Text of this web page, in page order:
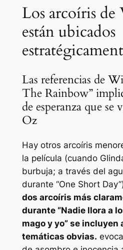
Los arcoíris
están ubicados
Las referencias de
The Rainbow”
de esperanza que se
Oz
Hay otros arcoíris
la película (cuando
burbuja; a través del
durante “One Short
dos arcoíris más
durante “Nadie llora a
mago y yo” se incluyen
temáticas obvias.